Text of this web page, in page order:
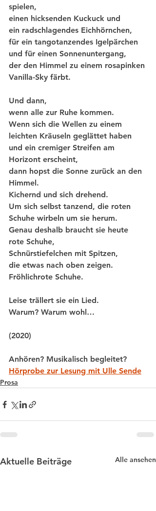
spielen,
einen hicksenden Kuckuck und
ein radschlagendes Eichhörnchen,
für ein tangotanzendes Igelpärchen
und für einen Sonnenuntergang,
der den Himmel zu einem rosapinken
Vanilla-Sky färbt.
Und dann,
wenn alle zur Ruhe kommen.
Wenn sich die Wellen zu einem
leichten Kräuseln geglättet haben
und ein cremiger Streifen am
Horizont erscheint,
dann hopst die Sonne zurück an den
Himmel.
Kichernd und sich drehend.
Um sich selbst tanzend, die roten
Schuhe wirbeln um sie herum.
Genau deshalb braucht sie heute
rote Schuhe,
Schnürstiefelchen mit Spitzen,
die etwas nach oben zeigen.
Fröhlichrote Schuhe.
Leise trällert sie ein Lied.
Warum? Warum wohl…
(2020)
Anhören? Musikalisch begleitet?
Hörprobe zur Lesung mit Ulle Sende
Prosa
Aktuelle Beiträge Alle ansehen